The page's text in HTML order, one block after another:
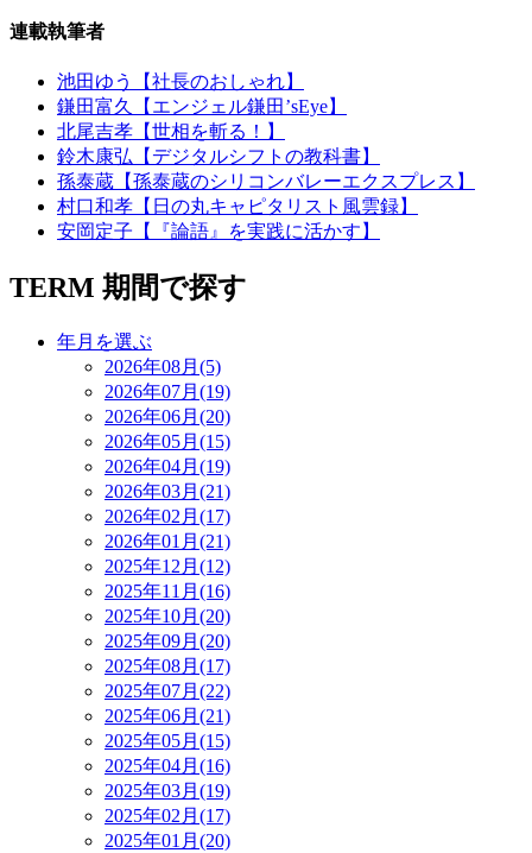
連載執筆者
池田ゆう【社長のおしゃれ】
鎌田富久【エンジェル鎌田’sEye】
北尾吉孝【世相を斬る！】
鈴木康弘【デジタルシフトの教科書】
孫泰蔵【孫泰蔵のシリコンバレーエクスプレス】
村口和孝【日の丸キャピタリスト風雲録】
安岡定子【『論語』を実践に活かす】
TERM 期間で探す
年月を選ぶ
2026年08月(5)
2026年07月(19)
2026年06月(20)
2026年05月(15)
2026年04月(19)
2026年03月(21)
2026年02月(17)
2026年01月(21)
2025年12月(12)
2025年11月(16)
2025年10月(20)
2025年09月(20)
2025年08月(17)
2025年07月(22)
2025年06月(21)
2025年05月(15)
2025年04月(16)
2025年03月(19)
2025年02月(17)
2025年01月(20)